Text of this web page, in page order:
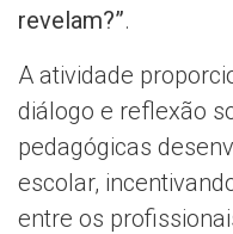
revelam?”.
A atividade
diálogo e reflexão
pedagógicas
escolar,
entre os